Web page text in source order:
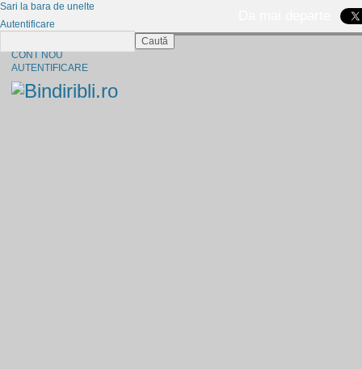
CONT NOU
AUTENTIFICARE
Sari la bara de unelte
Autentificare
Caută